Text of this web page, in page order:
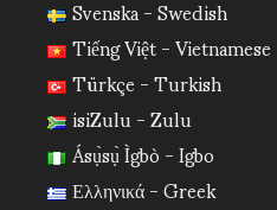
Svenska - Swedish
Tiếng Việt - Vietnamese
Türkçe - Turkish
isiZulu - Zulu
Ásụ̀sụ̀ Ìgbò - Igbo
Ελληνικά - Greek